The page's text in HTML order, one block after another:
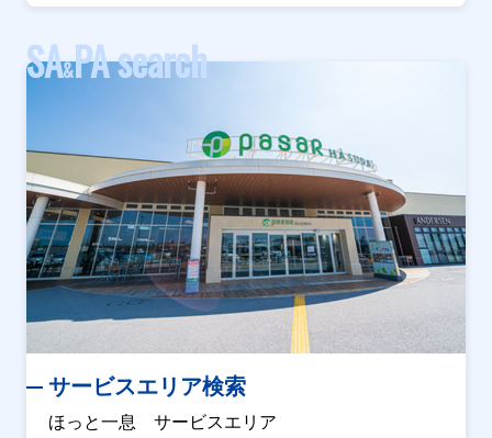
SA&PA search
サービスエリア検索
ほっと一息 サービスエリア